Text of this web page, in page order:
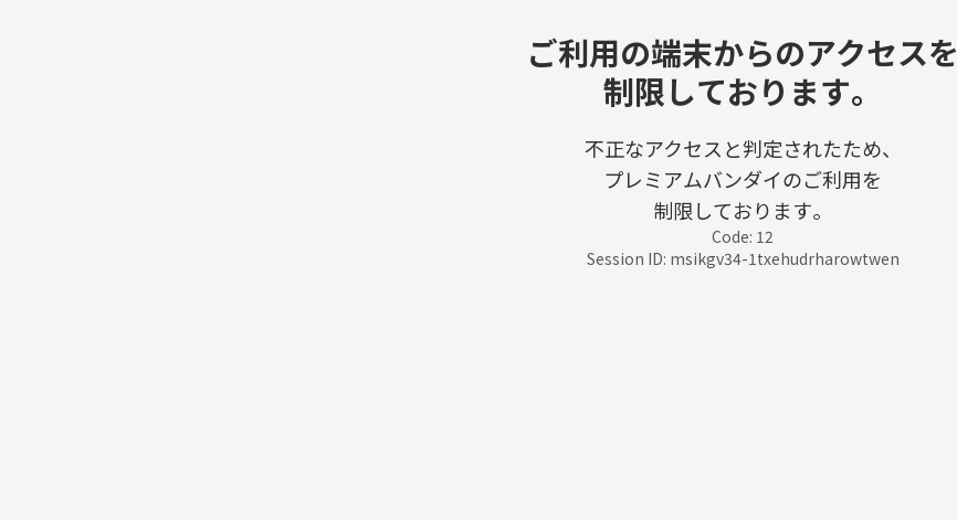
ご利用の端末からのアクセスを
制限しております。
不正なアクセスと判定されたため、
プレミアムバンダイのご利用を
制限しております。
Code: 12
Session ID: msikgv34-1txehudrharowtwen